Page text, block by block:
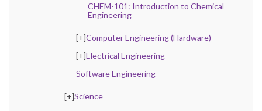
CHEM-101: Introduction to Chemical
Engineering
[+]Computer Engineering (Hardware)
[+]Electrical Engineering
Software Engineering
[+]Science